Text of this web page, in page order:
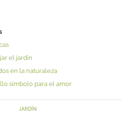
el jardín
en la naturaleza
símbolo para el amor
JARDÍN